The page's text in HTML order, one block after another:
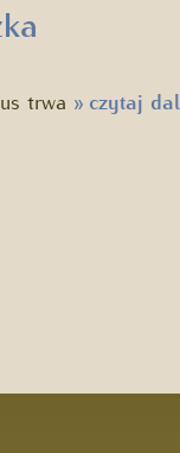
trwa »czytaj